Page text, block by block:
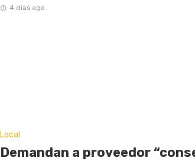
4 días ago
Local
Demandan a proveedor